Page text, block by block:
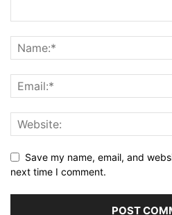
Save my name, email, and
next time I comment.